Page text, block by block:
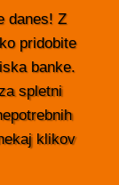
danes! Z
pridobite
banke.
spletni
klikov